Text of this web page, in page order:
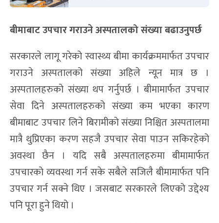
बीमाबाट उपचार गराउने अस्पतालको संख्या बढाउनुपर्छ
सरकारले लागू गरेको स्वास्थ्य बीमा कार्यक्रममार्फत उपचार
गराउने अस्पतालको संख्या अहिले न्यून मात्र छ ।
अस्पतालहरुको संख्या थप गर्नुपर्छ । बीमामार्फत उपचार
सेवा दिने अस्पतालहरुको संख्या कम भएका कारण
बीमाबाट उपचार लिने बिरामीको संख्या निश्चित अस्पतालमा
मात्रै थुप्रिएका करण सहजै उपचार सेवा पाउन सकिरहेको
अवस्था छैन । यदि सबै अस्पतालहरुमा बीमामार्फत
उपचारको व्यवस्था गर्न सके सबैले सजिलै बीमामार्फत पनि
उपचार गर्न सक्ने थिए । जसबाट सरकारले लिएको उद्देश्य
पनि पूरा हुने थियो ।